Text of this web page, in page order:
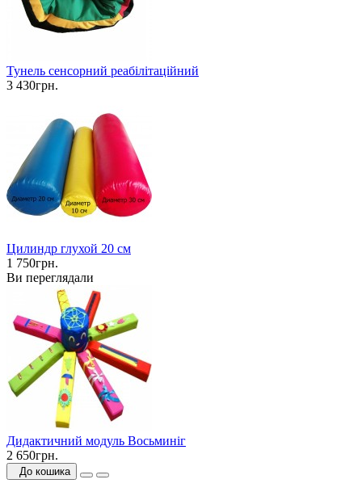
Тунель сенсорний реабілітаційний
3 430грн.
Цилиндр глухой 20 см
1 750грн.
Ви переглядали
Дидактичний модуль Восьминіг
2 650грн.
До кошика